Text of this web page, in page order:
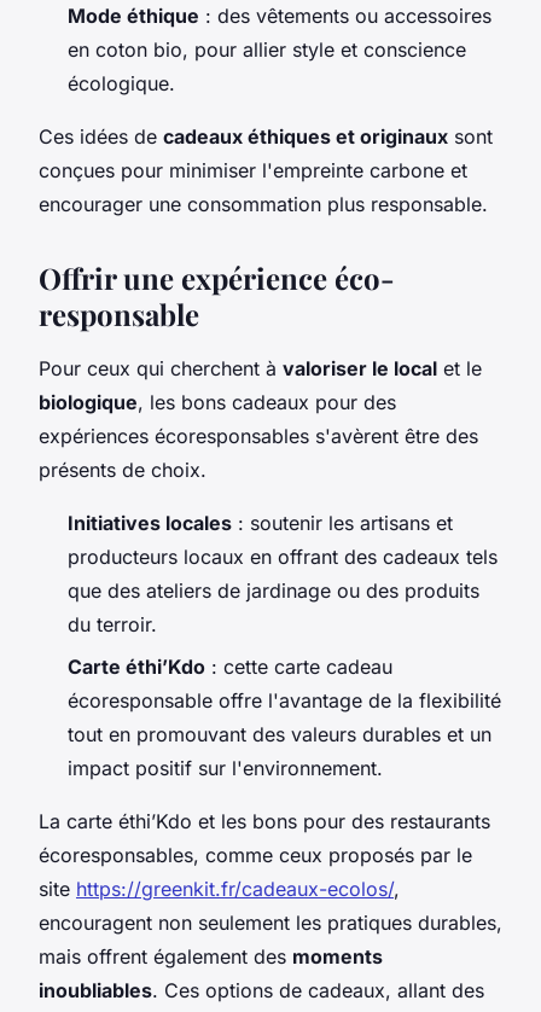
Mode éthique : des vêtements ou accessoires
en coton bio, pour allier style et conscience
écologique.
Ces idées de cadeaux éthiques et originaux sont
conçues pour minimiser l'empreinte carbone et
encourager une consommation plus responsable.
Offrir une expérience éco-
responsable
Pour ceux qui cherchent à valoriser le local et le
biologique, les bons cadeaux pour des
expériences écoresponsables s'avèrent être des
présents de choix.
Initiatives locales : soutenir les artisans et
producteurs locaux en offrant des cadeaux tels
que des ateliers de jardinage ou des produits
du terroir.
Carte éthi’Kdo : cette carte cadeau
écoresponsable offre l'avantage de la flexibilité
tout en promouvant des valeurs durables et un
impact positif sur l'environnement.
La carte éthi’Kdo et les bons pour des restaurants
écoresponsables, comme ceux proposés par le
site https://greenkit.fr/cadeaux-ecolos/,
encouragent non seulement les pratiques durables,
mais offrent également des moments
inoubliables. Ces options de cadeaux, allant des